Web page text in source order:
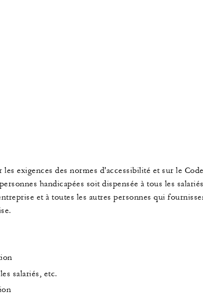
exigences des normes d'accessibilité et sur le
handicapées soit dispensée à tous les
et à toutes les autres personnes qui
salariés, etc.